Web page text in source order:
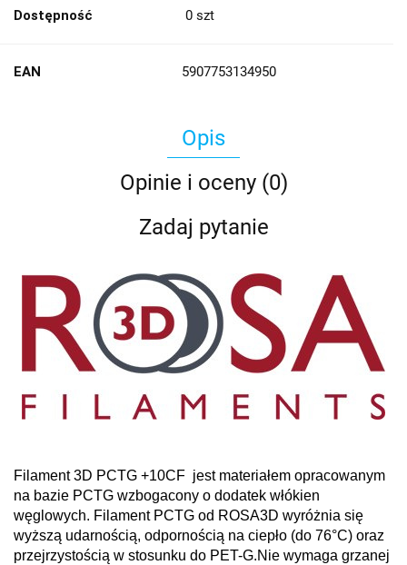
Dostępność 0 szt
EAN 5907753134950
Opis
Opinie i oceny (0)
Zadaj pytanie
Filament 3D PCTG +10CF jest materiałem opracowanym
na bazie PCTG wzbogacony o dodatek włókien
węglowych. Filament PCTG od ROSA3D wyróżnia się
wyższą udarnością, odpornością na ciepło (do 76°C) oraz
przejrzystością w stosunku do PET-G.Nie wymaga grzanej